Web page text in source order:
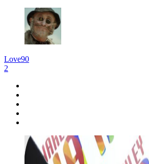
Love90
2